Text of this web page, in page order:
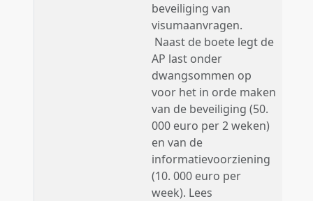
beveiliging van
visumaanvragen.
Naast de boete legt de
AP last onder
dwangsommen op
voor het in orde maken
van de beveiliging (50.
000 euro per 2 weken)
en van de
informatievoorziening
(10. 000 euro per
week). Lees